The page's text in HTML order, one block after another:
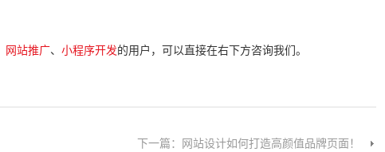
网站推广、 小程序开发的用户，可以直接在右下方咨询我们。
下一篇：网站设计如何打造高颜值品牌页面！